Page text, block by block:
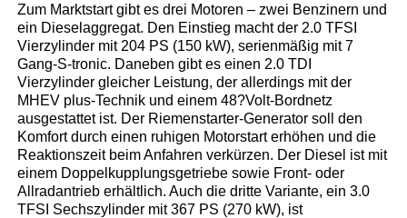
Zum Marktstart gibt es drei Motoren – zwei Benzinern und
ein Dieselaggregat. Den Einstieg macht der 2.0 TFSI
Vierzylinder mit 204 PS (150 kW), serienmäßig mit 7
Gang-S-tronic. Daneben gibt es einen 2.0 TDI
Vierzylinder gleicher Leistung, der allerdings mit der
MHEV plus-Technik und einem 48?Volt-Bordnetz
ausgestattet ist. Der Riemenstarter-Generator soll den
Komfort durch einen ruhigen Motorstart erhöhen und die
Reaktionszeit beim Anfahren verkürzen. Der Diesel ist mit
einem Doppelkupplungsgetriebe sowie Front- oder
Allradantrieb erhältlich. Auch die dritte Variante, ein 3.0
TFSI Sechszylinder mit 367 PS (270 kW), ist